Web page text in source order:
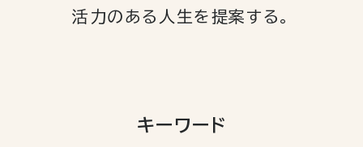
活力のある人生を提案する。
キーワード